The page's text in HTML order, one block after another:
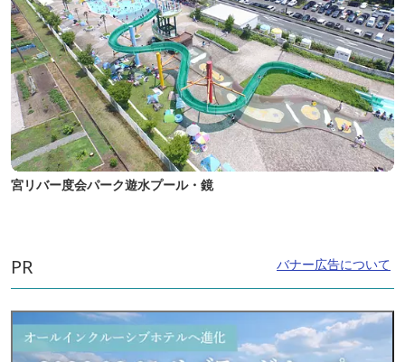
宮リバー度会パーク遊水プール・鏡
PR バナー広告について